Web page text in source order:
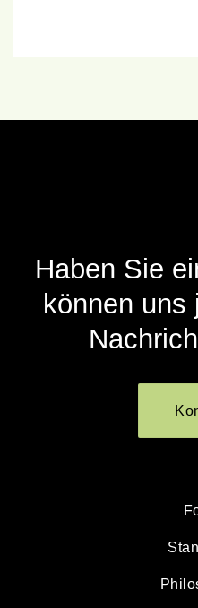
Haben Sie
können uns